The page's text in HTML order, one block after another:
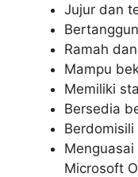
Jujur dan
Ramah
Mampu
Memiliki
Bersedia
Microsoft